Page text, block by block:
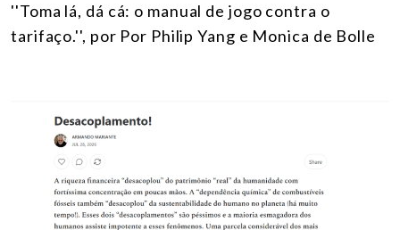
''Toma lá, dá cá: o manual de jogo contra o
tarifaço.'', por Por Philip Yang e Monica de Bolle